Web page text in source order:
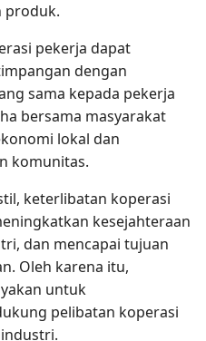
produk.
pekerja dapat
dengan
sama kepada pekerja
bersama masyarakat
lokal dan
komunitas.
keterlibatan koperasi
kesejahteraan
dan mencapai tujuan
Oleh karena itu,
untuk
pelibatan koperasi